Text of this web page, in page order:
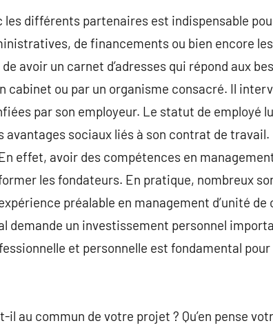
les différents partenaires est indispensable
de financements ou bien encore
avoir un carnet d’adresses qui répond aux
cabinet ou par un organisme consacré. Il
par son employeur. Le statut de employé
sociaux liés à son contrat de
effet, avoir des compétences en
les fondateurs. En pratique, nombreux
préalable en management d’unité
demande un investissement personnel
et personnelle est fondamental
au commun de votre projet ? Qu’en pense